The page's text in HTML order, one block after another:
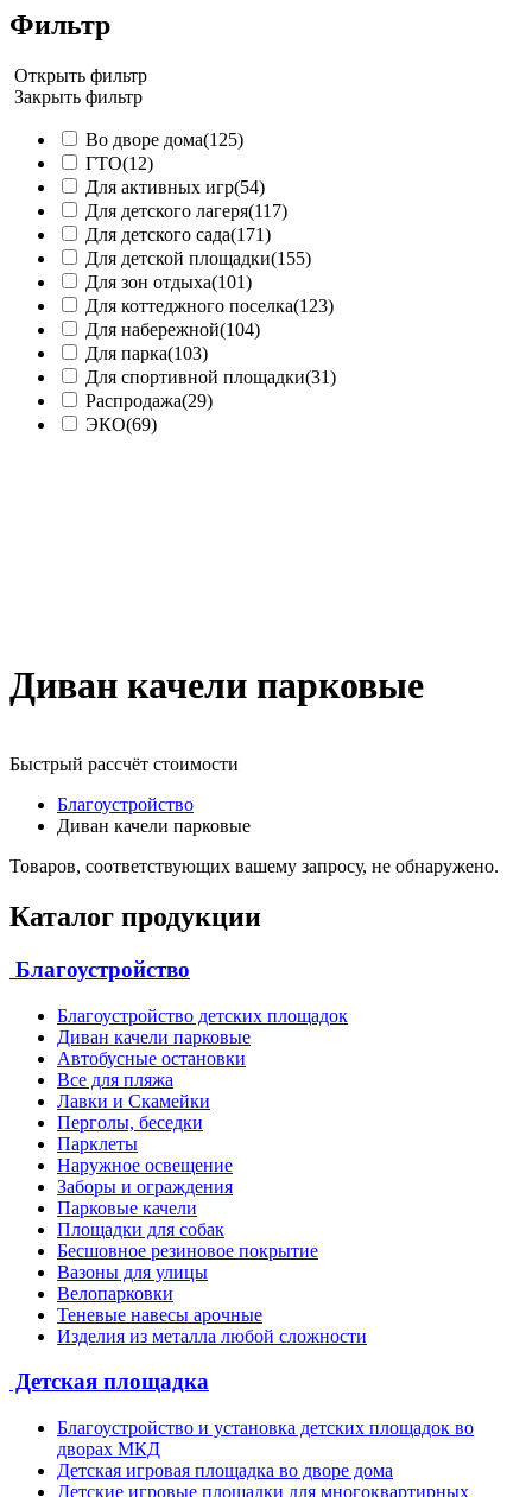
Фильтр
Открыть фильтр
Закрыть фильтр
Во дворе дома(125)
ГТО(12)
Для активных игр(54)
Для детского лагеря(117)
Для детского сада(171)
Для детской площадки(155)
Для зон отдыха(101)
Для коттеджного поселка(123)
Для набережной(104)
Для парка(103)
Для спортивной площадки(31)
Распродажа(29)
ЭКО(69)
Диван качели парковые
Быстрый рассчёт стоимости
Благоустройство
Диван качели парковые
Товаров, соответствующих вашему запросу, не обнаружено.
Каталог продукции
Благоустройство
Благоустройство детских площадок
Диван качели парковые
Автобусные остановки
Все для пляжа
Лавки и Скамейки
Перголы, беседки
Парклеты
Наружное освещение
Заборы и ограждения
Парковые качели
Площадки для собак
Бесшовное резиновое покрытие
Вазоны для улицы
Велопарковки
Теневые навесы арочные
Изделия из металла любой сложности
Детская площадка
Благоустройство и установка детских площадок во
дворах МКД
Детская игровая площадка во дворе дома
Детские игровые площадки для многоквартирных